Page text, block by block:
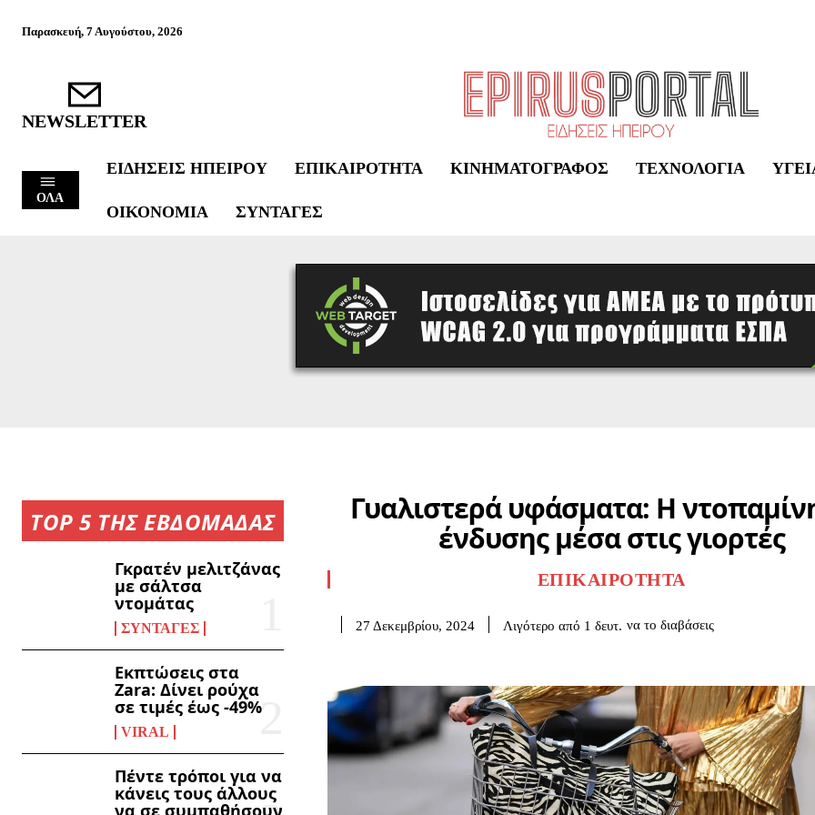
Παρασκευή, 7 Αυγούστου, 2026
NEWSLETTER
ΟΛΑ
ΕΙΔΉΣΕΙΣ ΗΠΕΊΡΟΥ ΕΠΙΚΑΙΡΌΤΗΤΑ ΚΙΝΗΜΑΤΟΓΡΆΦΟΣ ΤΕΧΝΟΛΟΓΊΑ
ΟΙΚΟΝΟΜΊΑ ΣΥΝΤΑΓΈΣ
TOP 5 ΤΗΣ ΕΒΔΟΜΑΔΑΣ
Γκρατέν μελιτζάνας
με σάλτσα
ντομάτας
ΣΥΝΤΑΓΈΣ
Εκπτώσεις στα
Zara: Δίνει ρούχα
σε τιμές έως -49%
VIRAL
Πέντε τρόποι για να
κάνεις τους άλλους
να σε συμπαθήσουν
Γυαλιστερά υφάσματα: Η
ένδυσης μέσα στις γιορτές
ΕΠΙΚΑΙΡΌΤΗΤΑ
27 Δεκεμβρίου, 2024 Λιγότερο από 1 δευτ. να το διαβάσεις